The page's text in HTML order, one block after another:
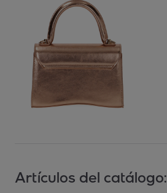
Artículos del catálogo: